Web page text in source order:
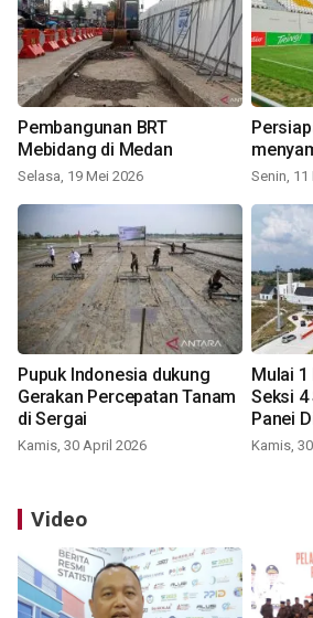
Pembangunan BRT
Mebidang di Medan
Selasa, 19 Mei 2026 Senin, 11
Pupuk Indonesia dukung
Gerakan Percepatan Tanam
di Sergai
Kamis, 30 April 2026
Mulai 1
Seksi 4
Panei
Kamis,
Video